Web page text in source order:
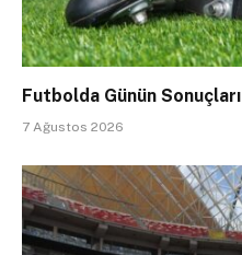
Futbolda Günün Sonuçları
7 Ağustos 2026